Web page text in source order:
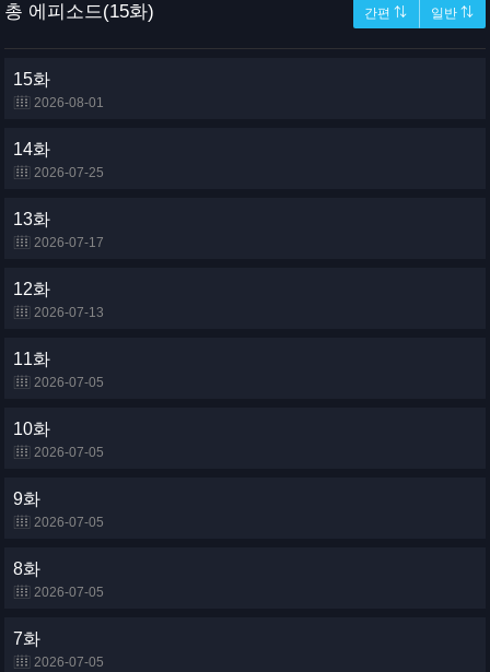
총 에피소드(15화) 간편 ⇅ 일반 ⇅
15화
2026-08-01
14화
2026-07-25
13화
2026-07-17
12화
2026-07-13
11화
2026-07-05
10화
2026-07-05
9화
2026-07-05
8화
2026-07-05
7화
2026-07-05